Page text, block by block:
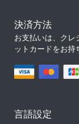
決済方法
お支払いは、クレ
ットカードをお持
言語設定